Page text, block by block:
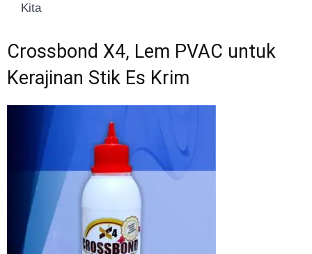
Kita
Crossbond X4, Lem PVAC untuk
Kerajinan Stik Es Krim